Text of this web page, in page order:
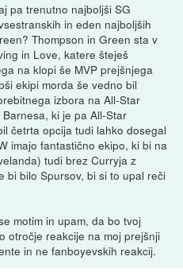
pa trenutno najboljši SG
in eden najboljših
Thompson in Green sta v
in Love, katere šteješ
na klopi še MVP prejšnjega
ekipi morda še vedno bil
izbora na All-Star
ki je pa All-Star
četrta opcija tudi lahko dosegal
imajo fantastično ekipo, ki bi na
tudi brez Curryja z
bi bilo Spursov, bi si to upal reči
motim in upam, da bo tvoj
otročje reakcije na moj prejšnji
in ne fanboyevskih reakcij.